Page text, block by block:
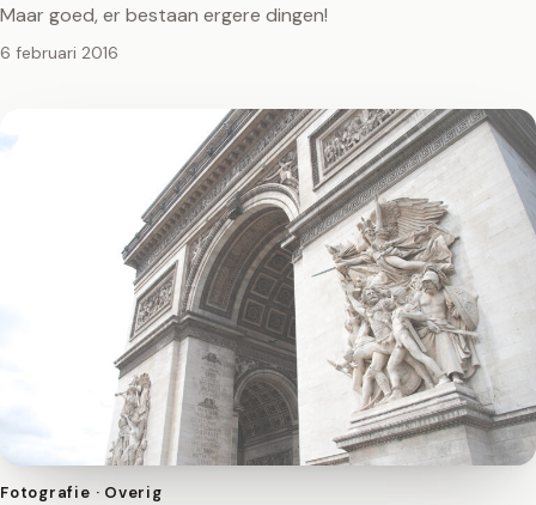
Maar goed, er bestaan ergere dingen!
6 februari 2016
Fotografie · Overig